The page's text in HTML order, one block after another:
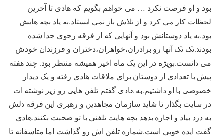
بود و او فرصت نکرد … می خواهم بگویم که هادی تا آخرین
لحظات کار می کرد و از تلاش باز نمی ایستاد.به یاد بچه هایش
بود.به یاد دوستانش بود و آنهایی که از فرقه رجوی جدا شده
بودند.تک تک آنها رو برادران،خواهران،دختران و فرزندان خودش
می دانست.بویژه در این یک ماه اخیر همیشه منتظر بود. چند هفته
پیش با تعدادی از دوستان برای ملاقات هادی رفته و یک دیدار
خصوصی با او داشتیم.به هادی گفتم تلفن هایی رو زیر نوشته ات
در سایت بگذار تا شاید سازمان مجاهدین و رهبری این فرقه دلش
به درد بیاد و اجازه بدهد بچه هایت تلفنی با تو صحبت بکنند.هادی
گفت ایده خوبی است.شماره تلفن اش رو گذاشت اما متاسفانه تا